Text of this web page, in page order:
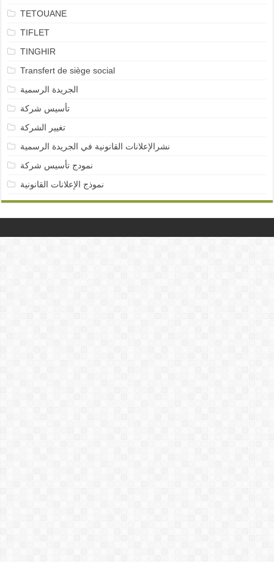
TETOUANE
TIFLET
TINGHIR
Transfert de siège social
الجريدة الرسمية
تأسيس شركة
تغيير الشركة
نشرالإعلانات القانونية في الجريدة الرسمية
نمودج تأسيس شركة
نموذج الإعلانات القانونية